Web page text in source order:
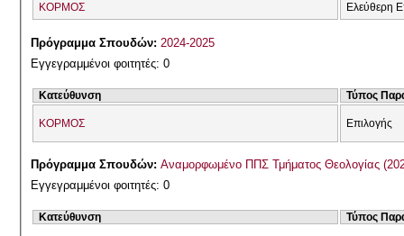
ΚΟΡΜΟΣ
Ελεύθερη
Πρόγραμμα Σπουδών: 2024-2025
Εγγεγραμμένοι φοιτητές: 0
Κατεύθυνση Τύπος
ΚΟΡΜΟΣ Επιλογής
Πρόγραμμα Σπουδών:
Αναμορφωμένο
Εγγεγραμμένοι φοιτητές: 0
Κατεύθυνση Τύπος